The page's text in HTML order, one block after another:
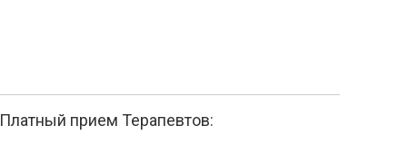
Платный прием Терапевтов: